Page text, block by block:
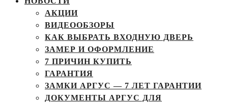
АКЦИИ
ВИДЕООБЗОРЫ
КАК ВЫБРАТЬ ВХОДНУЮ ДВЕРЬ
ЗАМЕР И ОФОРМЛЕНИЕ
7 ПРИЧИН КУПИТЬ
ГАРАНТИЯ
ЗАМКИ АРГУС — 7 ЛЕТ ГАРАНТИИ
ДОКУМЕНТЫ АРГУС ДЛЯ